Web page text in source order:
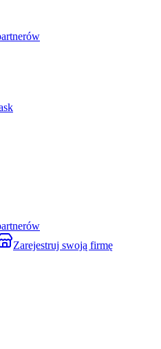
sk
Zarejestruj swoją firmę